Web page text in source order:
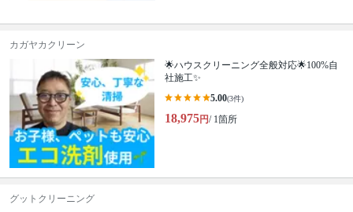
カガヤカクリーン
🌟ハウスクリーニング全般対応🌟100%自
社施工✨
5.00(3件)
18,975円/ 1箇所
グットクリーニング